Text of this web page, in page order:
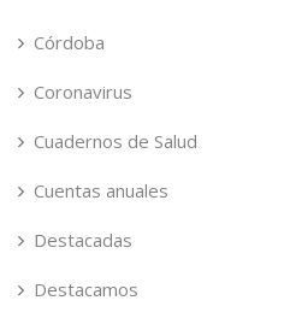
Córdoba
Coronavirus
Cuadernos de Salud
Cuentas anuales
Destacadas
Destacamos